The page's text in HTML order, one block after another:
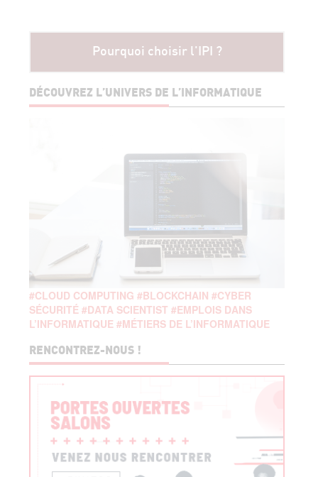
Pourquoi choisir l'IPI ?
DÉCOUVREZ L’UNIVERS DE L’INFORMATIQUE
#CLOUD COMPUTING #BLOCKCHAIN #CYBER
SÉCURITÉ #DATA SCIENTIST #EMPLOIS DANS
L’INFORMATIQUE #MÉTIERS DE L’INFORMATIQUE
RENCONTREZ-NOUS !